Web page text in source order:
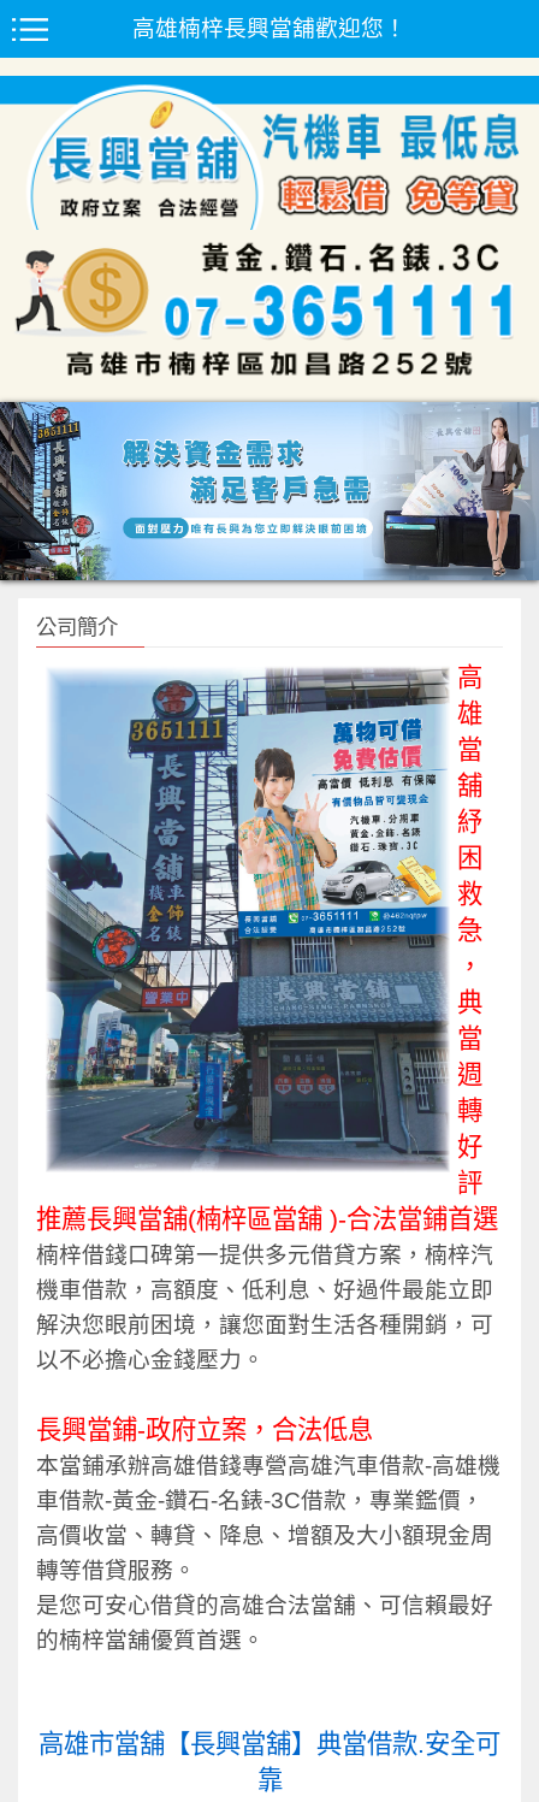
高雄楠梓長興當舖歡迎您！
公司簡介
高
雄
當
舖
紓
困
救
急
，
典
當
週
轉
好
評
推薦長興當舖(楠梓區當舖 )-合法當鋪首選
楠梓借錢口碑第一提供多元借貸方案，楠梓汽
機車借款，高額度、低利息、好過件最能立即
解決您眼前困境，讓您面對生活各種開銷，可
以不必擔心金錢壓力。
長興當鋪-政府立案，合法低息
本當鋪承辦高雄借錢專營高雄汽車借款-高雄機
車借款-黃金-鑽石-名錶-3C借款，專業鑑價，
高價收當、轉貸、降息、增額及大小額現金周
轉等借貸服務。
是您可安心借貸的高雄合法當舖、可信賴最好
的楠梓當舖優質首選。
高雄市當舖【長興當舖】典當借款.安全可
靠